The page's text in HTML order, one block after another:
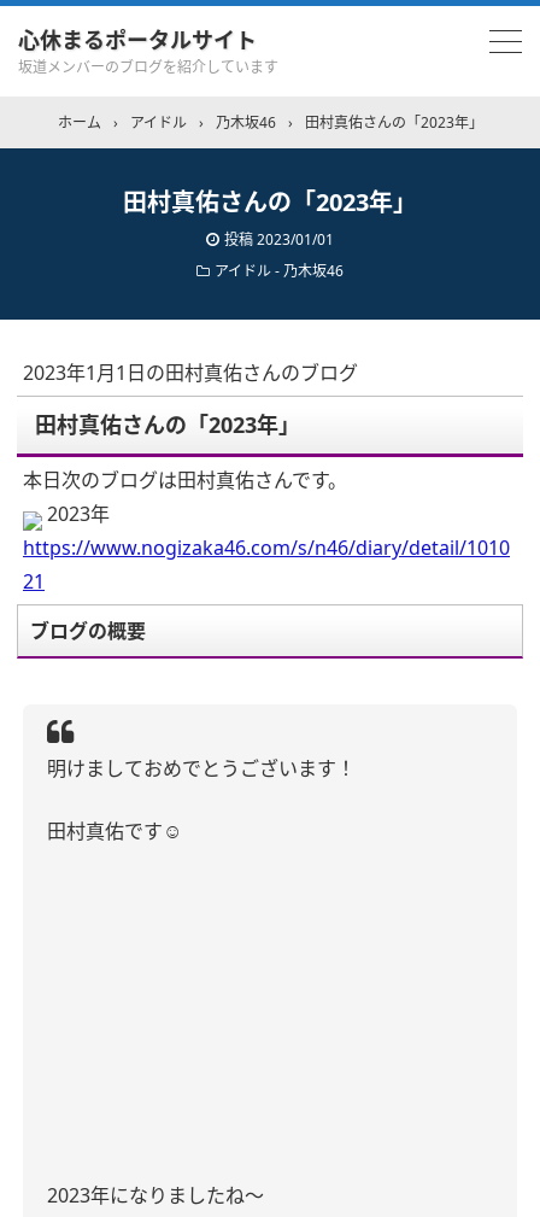
心休まるポータルサイト
坂道メンバーのブログを紹介しています
ホーム › アイドル › 乃木坂46 › 田村真佑さんの「2023年」
田村真佑さんの「2023年」
投稿2023/01/01
アイドル - 乃木坂46
2023年1月1日の田村真佑さんのブログ
田村真佑さんの「2023年」
本日次のブログは田村真佑さんです。
2023年
https://www.nogizaka46.com/s/n46/diary/detail/1010
21
ブログの概要
明けましておめでとうございます！
田村真佑です ☺︎
2023年になりましたね〜